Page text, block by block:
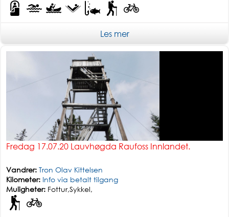
Les mer
Fredag 17.07.20 Lauvhøgda Raufoss Innlandet.
Vandrer: Tron Olav Kittelsen
Kilometer: Info via betalt tilgang
Muligheter: Fottur,Sykkel,